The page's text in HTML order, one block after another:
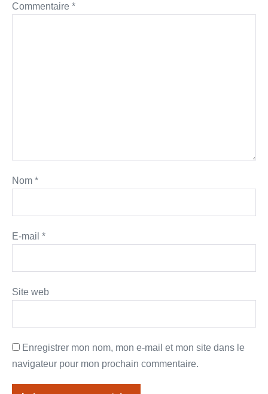
Commentaire *
Nom *
E-mail *
Site web
Enregistrer mon nom, mon e-mail et mon site dans le
navigateur pour mon prochain commentaire.